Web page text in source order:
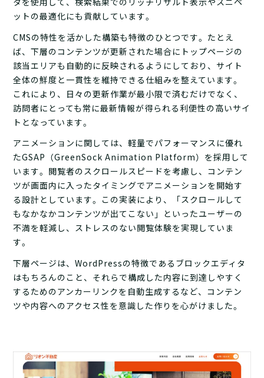
ットの最適化にも貢献しています。
CMSの特性を活かした構築も特徴のひとつです。たとえ
ば、下層のコンテンツが更新された場合にトップページの
該当エリアも自動的に反映されるようにしており、サイト
全体の鮮度と一貫性を維持できる仕組みを整えています。
これにより、日々の更新作業が最小限で済むだけでなく、
訪問者にとっても常に最新情報が得られる利便性の高いサイ
トとなっています。
アニメーションに関しては、軽量でパフォーマンスに優れ
たGSAP（GreenSock Animation Platform）を採用して
います。閲覧者のスクロールスピードを考慮し、コンテン
ツが画面内に入ったタイミングでアニメーションを開始す
る設計としています。この実装により、「スクロールして
もなかなかコンテンツが出てこない」といったユーザーの
不満を軽減し、ストレスのない閲覧体験を実現していま
す。
下層ページは、WordPressの特徴であるブロックエディタ
はもちろんのこと、それらで構成した内容に到達しやすく
するためのアンカーリンクを自動生成するなど、コンテン
ツや内容へのアクセス性を意識した作りを心がけました。